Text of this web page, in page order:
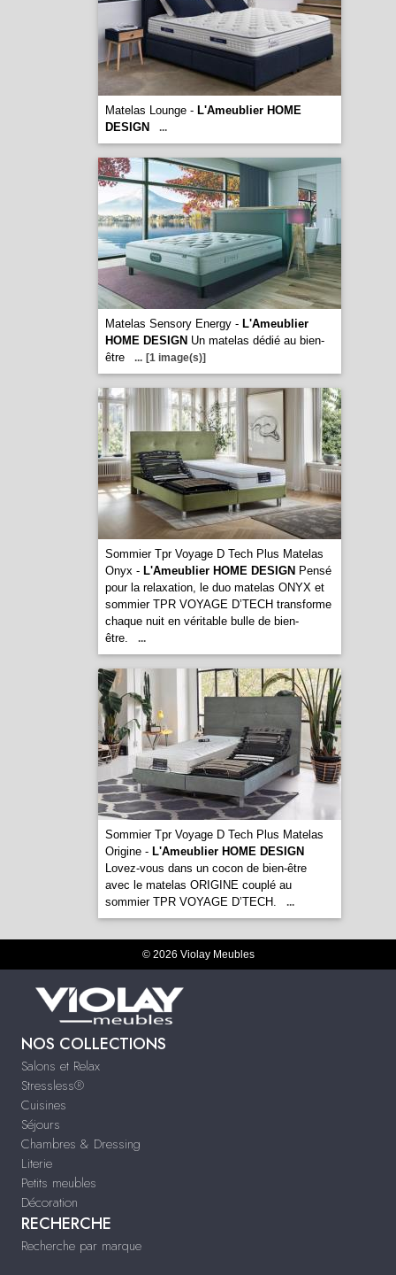
Matelas Lounge - L'Ameublier HOME
DESIGN
...
Matelas Sensory Energy - L'Ameublier
HOME DESIGN Un matelas dédié au bien-
être
... [1 image(s)]
Sommier Tpr Voyage D Tech Plus Matelas
Onyx - L'Ameublier HOME DESIGN Pensé
pour la relaxation, le duo matelas ONYX et
sommier TPR VOYAGE D’TECH transforme
chaque nuit en véritable bulle de bien-
être.
...
Sommier Tpr Voyage D Tech Plus Matelas
Origine - L'Ameublier HOME DESIGN
Lovez-vous dans un cocon de bien-être
avec le matelas ORIGINE couplé au
sommier TPR VOYAGE D’TECH.
...
© 2026 Violay Meubles
NOS COLLECTIONS
Salons et Relax
Stressless®
Cuisines
Séjours
Chambres & Dressing
Literie
Petits meubles
Décoration
RECHERCHE
Recherche par marque